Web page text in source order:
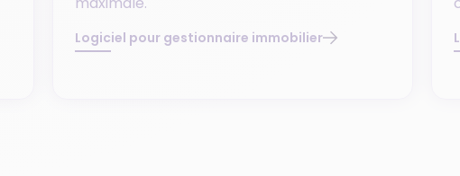
Logiciel pour gestionnaire immobilier